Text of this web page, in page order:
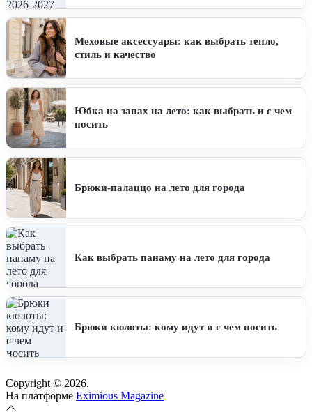
Меховые аксессуары: как выбрать тепло,
стиль и качество
Юбка на запах на лето: как выбрать и с чем
носить
Брюки-палаццо на лето для города
Как выбрать панаму на лето для города
Брюки кюлоты: кому идут и с чем носить
Copyright © 2026.
На платформе Eximious Magazine